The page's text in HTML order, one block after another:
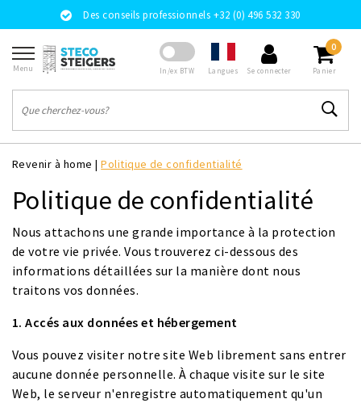
Des conseils professionnels +32 (0) 496 532 330
Menu In/ex BTW Langues Se connecter
0
Panier
Revenir à home |Politique de confidentialité
Politique de confidentialité
Nous attachons une grande importance à la protection
de votre vie privée. Vous trouverez ci-dessous des
informations détaillées sur la manière dont nous
traitons vos données.
1. Accés aux données et hébergement
Vous pouvez visiter notre site Web librement sans entrer
aucune donnée personnelle. À chaque visite sur le site
Web, le serveur n'enregistre automatiquement qu'un